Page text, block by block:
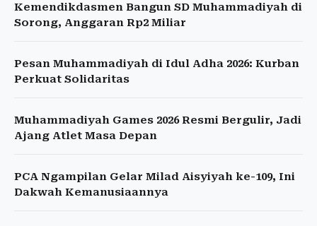
Kemendikdasmen Bangun SD Muhammadiyah di
Sorong, Anggaran Rp2 Miliar
Pesan Muhammadiyah di Idul Adha 2026: Kurban
Perkuat Solidaritas
Muhammadiyah Games 2026 Resmi Bergulir, Jadi
Ajang Atlet Masa Depan
PCA Ngampilan Gelar Milad Aisyiyah ke-109, Ini
Dakwah Kemanusiaannya